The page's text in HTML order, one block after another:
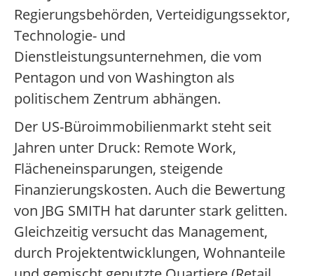
Regierungsbehörden, Verteidigungssektor,
Technologie- und
Dienstleistungsunternehmen, die vom
Pentagon und von Washington als
politischem Zentrum abhängen.
Der US-Büroimmobilienmarkt steht seit
Jahren unter Druck: Remote Work,
Flächeneinsparungen, steigende
Finanzierungskosten. Auch die Bewertung
von JBG SMITH hat darunter stark gelitten.
Gleichzeitig versucht das Management,
durch Projektentwicklungen, Wohnanteile